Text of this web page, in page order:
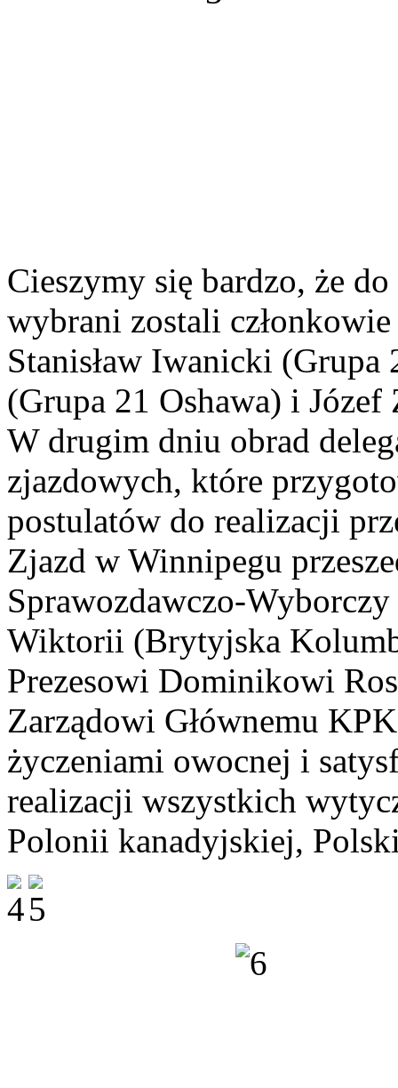
Cieszymy się bardzo, że
wybrani zostali
Stanisław Iwanicki
(Grupa 21 Oshawa) i
W drugim dniu obrad
zjazdowych, które
postulatów do realizacji
Zjazd w Winnipegu
Sprawozdawczo-
Wiktorii (Brytyjska
Prezesowi Dominikowi
Zarządowi Głównemu
życzeniami owocnej i
realizacji wszystkich
Polonii kanadyjskiej,